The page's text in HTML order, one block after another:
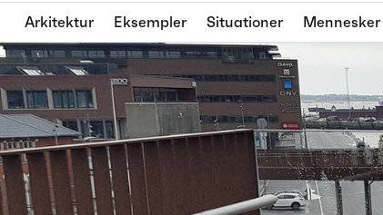
Arkitektur Eksempler Situationer Mennesker